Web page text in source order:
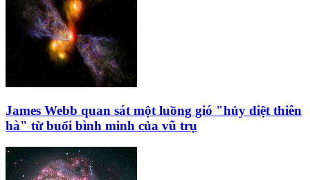
James Webb quan sát một luồng gió "hủy diệt thiên
hà" từ buổi bình minh của vũ trụ